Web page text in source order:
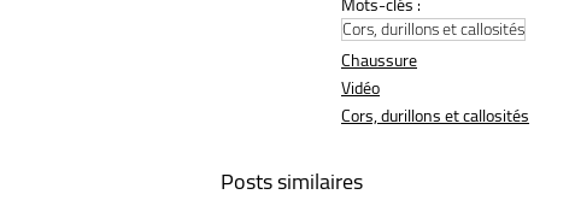
Cors, durillons et callosités
Chaussure
Vidéo
Cors, durillons et callosités
Posts similaires